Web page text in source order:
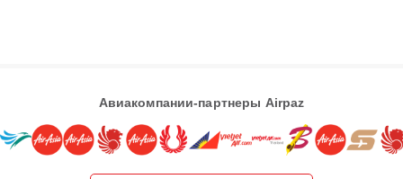
Авиакомпании-партнеры Airpaz